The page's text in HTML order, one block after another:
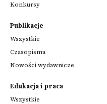
Konkursy
Publikacje
Wszystkie
Czasopisma
Nowości wydawnicze
Edukacja i praca
Wszystkie